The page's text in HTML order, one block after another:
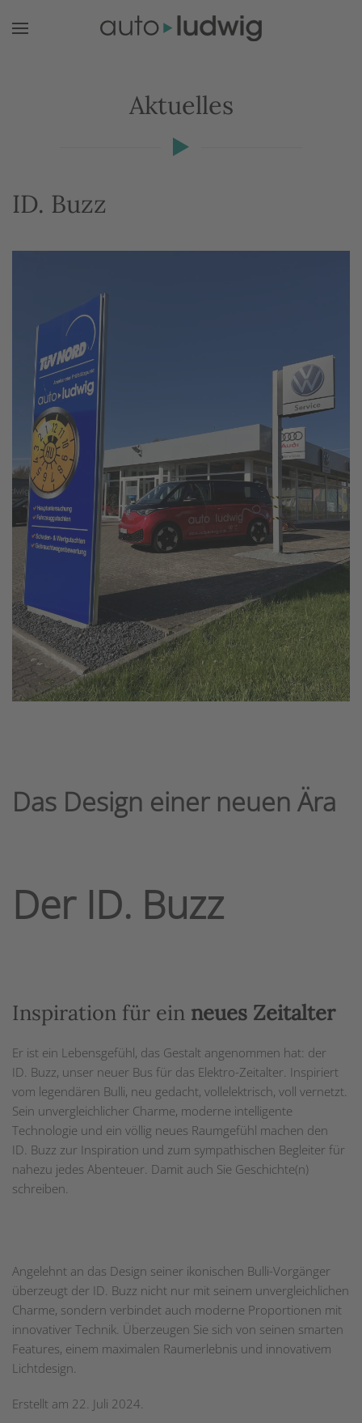
Aktuelles
ID. Buzz
Das Design einer neuen Ära
Der ID. Buzz
Inspiration für ein neues Zeitalter
Er ist ein Lebensgefühl, das Gestalt angenommen hat: der
ID. Buzz, unser neuer Bus für das Elektro-Zeitalter. Inspiriert
vom legendären Bulli, neu gedacht, vollelektrisch, voll vernetzt.
Sein unvergleichlicher Charme, moderne intelligente
Technologie und ein völlig neues Raumgefühl machen den
ID. Buzz zur Inspiration und zum sympathischen Begleiter für
nahezu jedes Abenteuer. Damit auch Sie Geschichte(n)
schreiben.
Angelehnt an das Design seiner ikonischen Bulli-Vorgänger
überzeugt der ID. Buzz nicht nur mit seinem unvergleichlichen
Charme, sondern verbindet auch moderne Proportionen mit
innovativer Technik. Überzeugen Sie sich von seinen smarten
Features, einem maximalen Raumerlebnis und innovativem
Lichtdesign.
Erstellt am 22. Juli 2024.